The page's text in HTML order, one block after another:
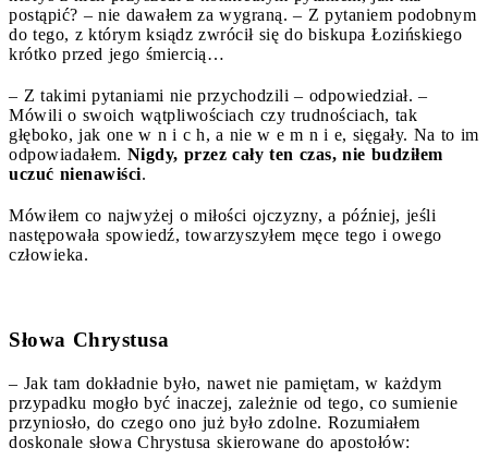
postąpić? – nie dawałem za wygraną. – Z pytaniem podobnym
do tego, z którym ksiądz zwrócił się do biskupa Łozińskiego
krótko przed jego śmiercią…
– Z takimi pytaniami nie przychodzili – odpowiedział. –
Mówili o swoich wątpliwościach czy trudnościach, tak
głęboko, jak one w n i c h, a nie w e m n i e, sięgały. Na to im
odpowiadałem. Nigdy, przez cały ten czas, nie budziłem
uczuć nienawiści.
Mówiłem co najwyżej o miłości ojczyzny, a później, jeśli
następowała spowiedź, towarzyszyłem męce tego i owego
człowieka.
Słowa Chrystusa
– Jak tam dokładnie było, nawet nie pamiętam, w każdym
przypadku mogło być inaczej, zależnie od tego, co sumienie
przyniosło, do czego ono już było zdolne. Rozumiałem
doskonale słowa Chrystusa skierowane do apostołów: